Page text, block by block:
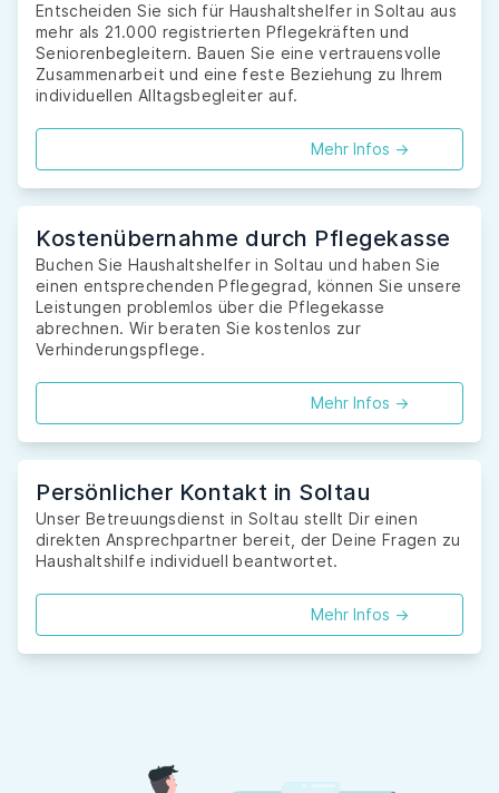
Entscheiden Sie sich für Haushaltshelfer in Soltau aus
mehr als 21.000 registrierten Pflegekräften und
Seniorenbegleitern. Bauen Sie eine vertrauensvolle
Zusammenarbeit und eine feste Beziehung zu Ihrem
individuellen Alltagsbegleiter auf.
Mehr Infos ->
Kostenübernahme durch Pflegekasse
Buchen Sie Haushaltshelfer in Soltau und haben Sie
einen entsprechenden Pflegegrad, können Sie unsere
Leistungen problemlos über die Pflegekasse
abrechnen. Wir beraten Sie kostenlos zur
Verhinderungspflege.
Mehr Infos ->
Persönlicher Kontakt in Soltau
Unser Betreuungsdienst in Soltau stellt Dir einen
direkten Ansprechpartner bereit, der Deine Fragen zu
Haushaltshilfe individuell beantwortet.
Mehr Infos ->